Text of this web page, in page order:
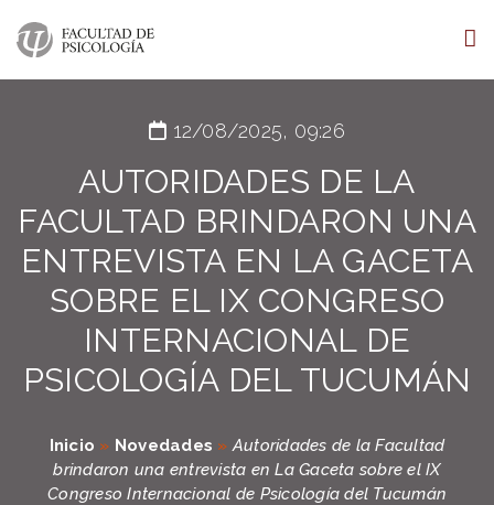
12/08/2025, 09:26
AUTORIDADES DE LA
FACULTAD BRINDARON UNA
ENTREVISTA EN LA GACETA
SOBRE EL IX CONGRESO
INTERNACIONAL DE
PSICOLOGÍA DEL TUCUMÁN
Inicio » Novedades »Autoridades de la Facultad
brindaron una entrevista en La Gaceta sobre el IX
Congreso Internacional de Psicología del Tucumán